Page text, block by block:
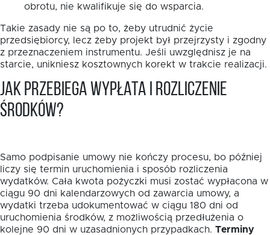
obrotu, nie kwalifikuje się do wsparcia.
Takie zasady nie są po to, żeby utrudnić życie
przedsiębiorcy, lecz żeby projekt był przejrzysty i zgodny
z przeznaczeniem instrumentu. Jeśli uwzględnisz je na
starcie, unikniesz kosztownych korekt w trakcie realizacji.
Jak przebiega wypłata i rozliczenie
środków?
Samo podpisanie umowy nie kończy procesu, bo później
liczy się termin uruchomienia i sposób rozliczenia
wydatków. Cała kwota pożyczki musi zostać wypłacona w
ciągu 90 dni kalendarzowych od zawarcia umowy, a
wydatki trzeba udokumentować w ciągu 180 dni od
uruchomienia środków, z możliwością przedłużenia o
kolejne 90 dni w uzasadnionych przypadkach. Terminy